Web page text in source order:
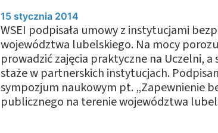
15 stycznia 2014
WSEI podpisała umowy z instytucjami
województwa lubelskiego. Na mocy
prowadzić zajęcia praktyczne na Uczelni,
staże w partnerskich instytucjach.
sympozjum naukowym pt. „Zapewnienie
publicznego na terenie województwa